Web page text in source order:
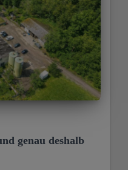
genau deshalb